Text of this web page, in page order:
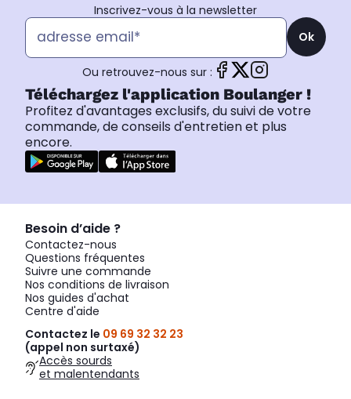
Inscrivez-vous à la newsletter
Ok
Ou retrouvez-nous sur :
Téléchargez l'application Boulanger !
Profitez d'avantages exclusifs, du suivi de votre
commande, de conseils d'entretien et plus
encore.
Besoin d’aide ?
Contactez-nous
Questions fréquentes
Suivre une commande
Nos conditions de livraison
Nos guides d'achat
Centre d'aide
Contactez le 09 69 32 32 23
(appel non surtaxé)
Accès sourds
et malentendants